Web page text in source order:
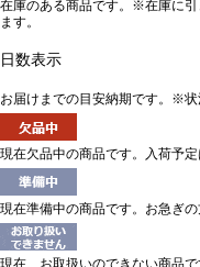
在庫のある商品です。※在庫に引
ます。
日数表示
お届けまでの目安納期です。※状
現在欠品中の商品です。入荷予定
現在準備中の商品です。お急ぎの
現在、お取扱いのできない商品